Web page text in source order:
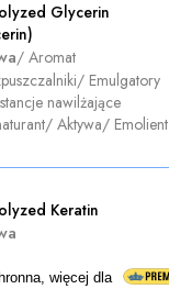
Glycerin
/ Aromat
/ Emulgatory
nawilżające
/ Aktywa/ Emolient
Keratin
więcej dla